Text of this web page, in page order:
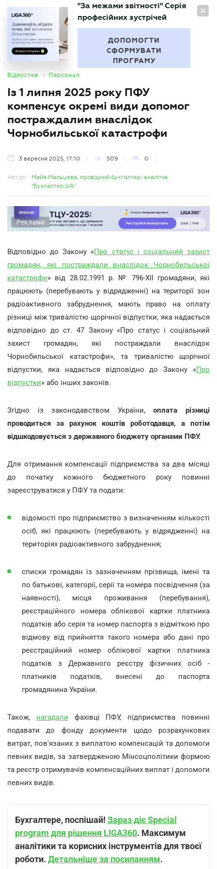
UA
БУХГАЛТЕР
"За межами звітності" Серія
професійних зустрічей
ДОПОМОГТИ
СФОРМУВАТИ
ПРОГРАМУ
Відпустки • Персонал
Із 1 липня 2025 року ПФУ
компенсує окремі види допомог
постраждалим внаслідок
Чорнобильської катастрофи
3 вересня 2025, 17:10 509 0
Автор:
Майя Мальцева, провідний бухгалтер-аналітик
"Бухгалтер.UA"
Реклама
Відповідно до Закону «Про статус і соціальний захист
громадян, які постраждали внаслідок Чорнобильської
катастрофи» від 28.02.1991 р. № 796-ХІІ громадяни, які
працюють (перебувають у відрядженні) на території зон
радіоактивного забруднення, мають право на оплату
різниці між тривалістю щорічної відпустки, яка надається
відповідно до ст. 47 Закону «Про статус і соціальний
захист громадян, які постраждали внаслідок
Чорнобильської катастрофи», та тривалістю щорічної
відпустки, яка надається відповідно до Закону «Про
відпустки» або інших законів.
Згідно із законодавством України,оплата різниці
проводиться за рахунок коштів роботодавця, а потім
відшкодовується з державного бюджету органами ПФУ.
Для отримання компенсації підприємства за два місяці
до початку кожного бюджетного року повинні
зареєструватися у ПФУ та подати:
відомості про підприємство з визначенням кількості
осіб, які працюють (перебувають у відрядженні) на
територіях радіоактивного забруднення;
списки громадян із зазначенням прізвища, імені та
по батькові, категорії, серії та номера посвідчення (за
наявності), місця проживання (перебування),
реєстраційного номера облікової картки платника
податків або серія та номер паспорта з відміткою про
відмову від прийняття такого номера або дані про
реєстраційний номер облікової картки платника
податків з Державного реєстру фізичних осіб -
платників податків, внесені до паспорта
громадянина України.
Також, нагадали фахівці ПФУ, підприємства повинні
подавати до фонду документи щодо розрахункових
витрат, пов'язаних з виплатою компенсацій та допомоги
певних видів, за затвердженою Мінсоцполітики формою
та реєстр отримувачів компенсаційних виплат і допомоги
певних видів.
Бухгалтере, поспішай! Зараз діє Special
program для рішення LIGA360. Максимум
аналітики та корисних інструментів для твоєї
роботи. Детальніше за посиланням.